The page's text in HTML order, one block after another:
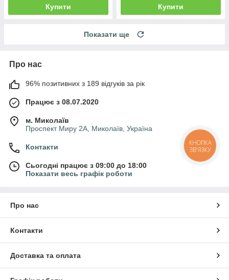
Купити Купити
Показати ще
Про нас
96% позитивних з 189 відгуків за рік
Працює з 08.07.2020
м. Миколаїв
Проспект Миру 2А, Миколаїв, Україна
Контакти
Сьогодні працює з 09:00 до 18:00
Показати весь графік роботи
Про нас
Контакти
Доставка та оплата
КНОПКА
ЗВ'ЯЗКУ